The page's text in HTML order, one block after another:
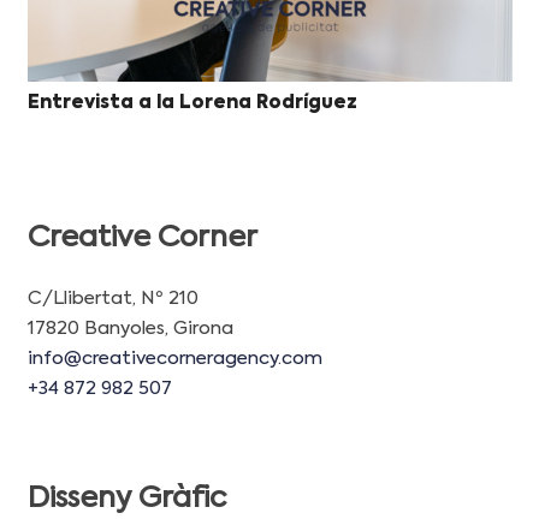
Entrevista a la Lorena Rodríguez
Creative Corner
C/Llibertat, Nº 210
17820 Banyoles, Girona
info@creativecorneragency.com
+34 872 982 507
Disseny Gràfic